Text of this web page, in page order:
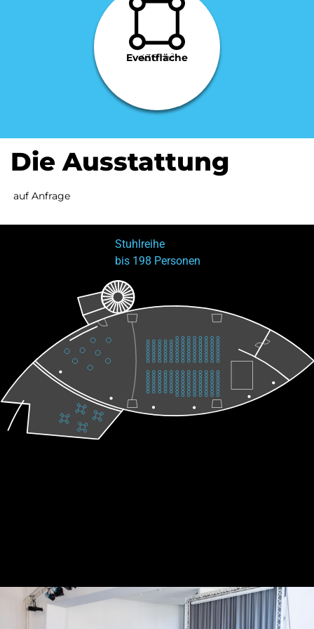
Eventfläche
436 m²
Die Ausstattung
auf Anfrage
Stuhlreihe
bis 198 Personen